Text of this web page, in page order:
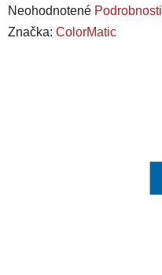
Priemerné
hodnotenie
Neohodnotené
Značka: ColorMatic